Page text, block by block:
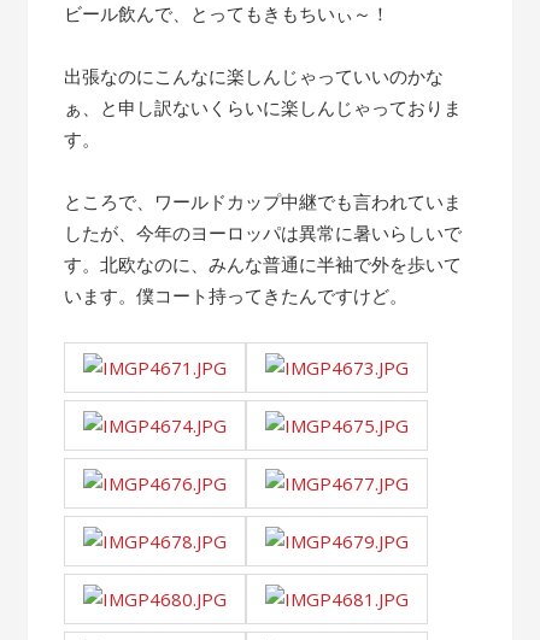
ビール飲んで、とってもきもちいぃ～！
出張なのにこんなに楽しんじゃっていいのかな
ぁ、と申し訳ないくらいに楽しんじゃっておりま
す。
ところで、ワールドカップ中継でも言われていま
したが、今年のヨーロッパは異常に暑いらしいで
す。北欧なのに、みんな普通に半袖で外を歩いて
います。僕コート持ってきたんですけど。